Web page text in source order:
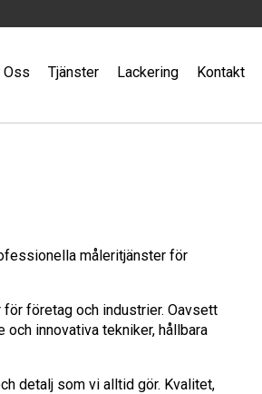
Oss Tjänster Lackering Kontakt
måleritjänster för
företag och industrier. Oavsett
och innovativa tekniker, hållbara
detalj som vi alltid gör. Kvalitet,